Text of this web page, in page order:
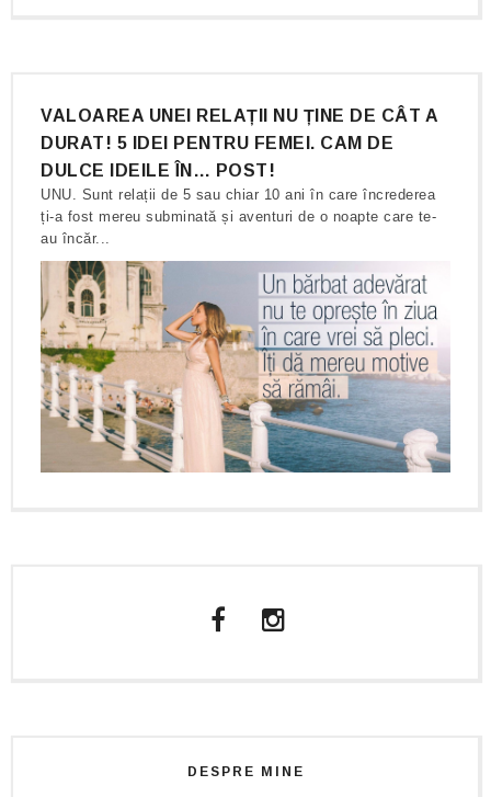
VALOAREA UNEI RELAȚII NU ȚINE DE CÂT A
DURAT! 5 IDEI PENTRU FEMEI. CAM DE
DULCE IDEILE ÎN… POST!
UNU. Sunt relații de 5 sau chiar 10 ani în care încrederea
ți-a fost mereu subminată și aventuri de o noapte care te-
au încăr...
DESPRE MINE